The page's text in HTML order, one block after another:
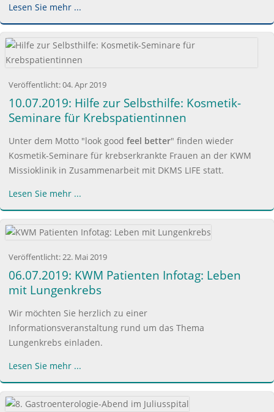
Lesen Sie mehr ...
Veröffentlicht:04. Apr 2019
10.07.2019: Hilfe zur Selbsthilfe: Kosmetik-
Seminare für Krebspatientinnen
Unter dem Motto "look good feel better" finden wieder
Kosmetik-Seminare für krebserkrankte Frauen an der KWM
Missioklinik in Zusammenarbeit mit DKMS LIFE statt.
Lesen Sie mehr ...
Veröffentlicht:22. Mai 2019
06.07.2019: KWM Patienten Infotag: Leben
mit Lungenkrebs
Wir möchten Sie herzlich zu einer
Informationsveranstaltung rund um das Thema
Lungenkrebs einladen.
Lesen Sie mehr ...